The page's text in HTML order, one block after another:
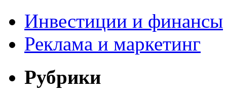
Инвестиции и финансы
Реклама и маркетинг
Рубрики